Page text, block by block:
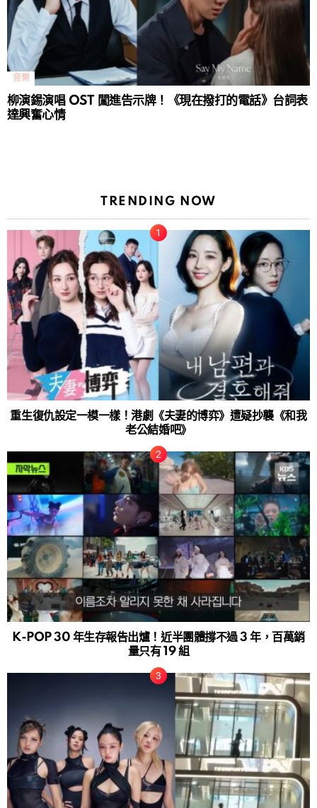
音樂
柳演錫演唱 OST 闖進告示牌！《現在撥打的電話》台詞表
達興奮心情
TRENDING NOW
重生復仇設定一模一樣！港劇《夫妻的博弈》遭疑抄襲《和我
老公結婚吧》
K-POP 30 年生存報告出爐！近半團體撐不過 3 年，百萬銷
量只有 19 組